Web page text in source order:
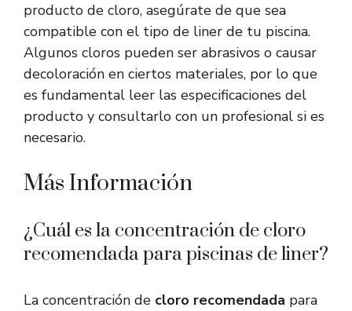
producto de cloro, asegúrate de que sea
compatible con el tipo de liner de tu piscina.
Algunos cloros pueden ser abrasivos o causar
decoloración en ciertos materiales, por lo que
es fundamental leer las especificaciones del
producto y consultarlo con un profesional si es
necesario.
Más Información
¿Cuál es la concentración de cloro
recomendada para piscinas de liner?
La concentración de cloro recomendada para